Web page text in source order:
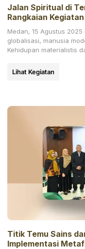
Jalan Spiritual di
Rangkaian
Medan, 15 Agustus
globalisasi, manusia
Kehidupan materialistis
Lihat Kegiatan
Titik Temu Sains
Implementasi